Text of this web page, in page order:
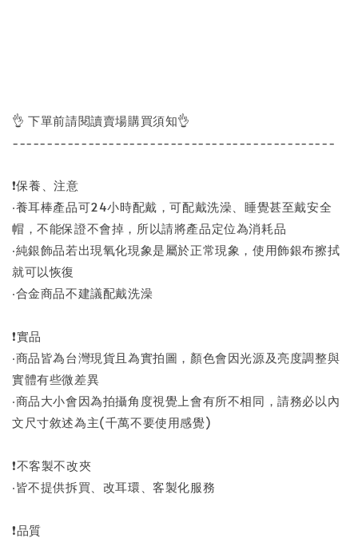
👌 下單前請閱讀賣場購買須知👌
-----------------------------------------------
❗保養、注意
‧養耳棒產品可24小時配戴，可配戴洗澡、睡覺甚至戴安全
帽，不能保證不會掉，所以請將產品定位為消耗品
‧純銀飾品若出現氧化現象是屬於正常現象，使用飾銀布擦拭
就可以恢復
‧合金商品不建議配戴洗澡
❗實品
‧商品皆為台灣現貨且為實拍圖，顏色會因光源及亮度調整與
實體有些微差異
‧商品大小會因為拍攝角度視覺上會有所不相同，請務必以內
文尺寸敘述為主(千萬不要使用感覺)
❗不客製不改夾
‧皆不提供拆買、改耳環、客製化服務
❗品質